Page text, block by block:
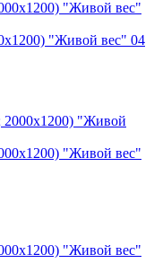
"Живой вес" 04
"Живой вес"